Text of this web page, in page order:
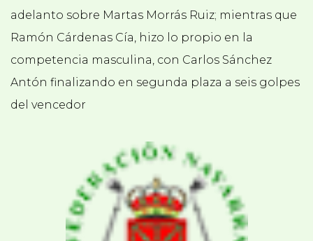
adelanto sobre Martas Morrás Ruiz; mientras que
Ramón Cárdenas Cía, hizo lo propio en la
competencia masculina, con Carlos Sánchez
Antón finalizando en segunda plaza a seis golpes
del vencedor